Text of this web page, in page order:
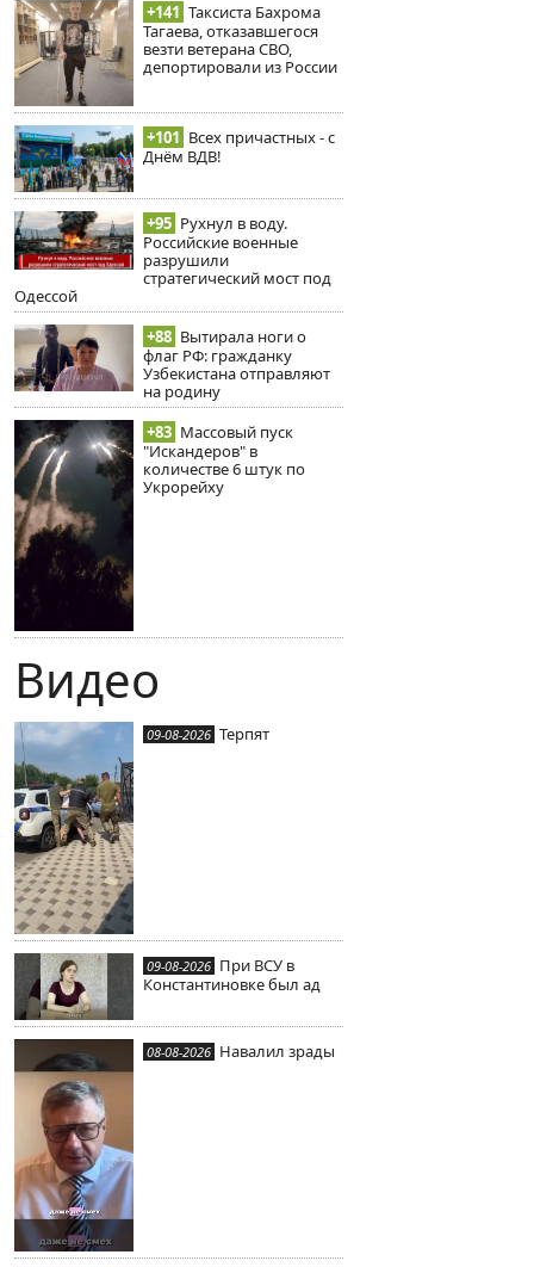
+141 Таксиста Бахрома
Тагаева, отказавшегося
везти ветерана СВО,
депортировали из России
+101 Всех причастных - с
Днём ВДВ!
+95 Рухнул в воду.
Российские военные
разрушили
стратегический мост под
Одессой
+88 Вытирала ноги о
флаг РФ: гражданку
Узбекистана отправляют
на родину
+83 Массовый пуск
"Искандеров" в
количестве 6 штук по
Укрорейху
Видео
09-08-2026 Терпят
09-08-2026 При ВСУ в
Константиновке был ад
08-08-2026 Навалил зрады